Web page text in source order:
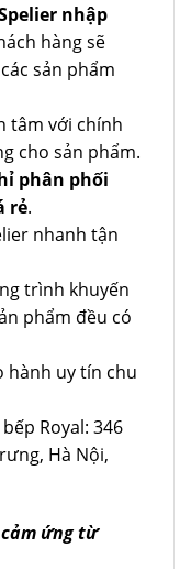
nhập
hàng sẽ
sản phẩm
tâm với chính
cho sản phẩm.
phân phối
rẻ.
nhanh tận
trình khuyến
phẩm đều có
hành uy tín chu
Royal: 346
Hà Nội,
ứng từ